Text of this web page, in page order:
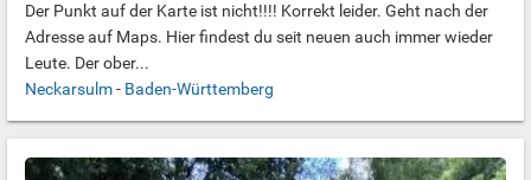
Der Punkt auf der Karte ist nicht!!!! Korrekt leider. Geht nach der
Adresse auf Maps. Hier findest du seit neuen auch immer wieder
Leute. Der ober...
Neckarsulm- Baden-Württemberg